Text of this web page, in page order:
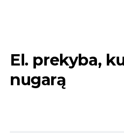
El. prekyba,
nugarą